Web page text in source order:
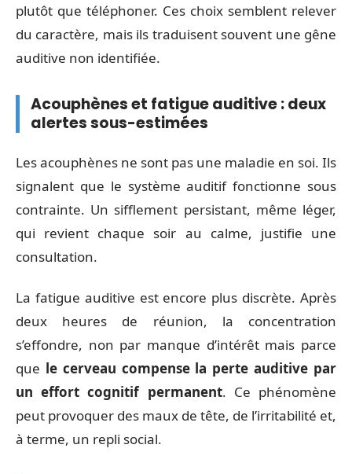
plutôt que téléphoner. Ces choix semblent relever
du caractère, mais ils traduisent souvent une gêne
auditive non identifiée.
Acouphènes et fatigue auditive : deux
alertes sous-estimées
Les acouphènes ne sont pas une maladie en soi. Ils
signalent que le système auditif fonctionne sous
contrainte. Un sifflement persistant, même léger,
qui revient chaque soir au calme, justifie une
consultation.
La fatigue auditive est encore plus discrète. Après
deux heures de réunion, la concentration
s’effondre, non par manque d’intérêt mais parce
que le cerveau compense la perte auditive par
un effort cognitif permanent. Ce phénomène
peut provoquer des maux de tête, de l’irritabilité et,
à terme, un repli social.